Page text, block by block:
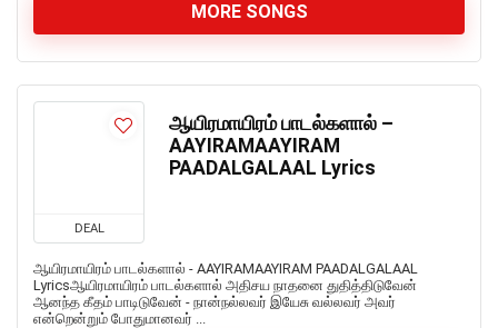
MORE SONGS
DEAL
ஆயிரமாயிரம் பாடல்களால் –
AAYIRAMAAYIRAM
PAADALGALAAL Lyrics
ஆயிரமாயிரம் பாடல்களால் - AAYIRAMAAYIRAM PAADALGALAAL
Lyricsஆயிரமாயிரம் பாடல்களால் அதிசய நாதனை துதித்திடுவேன்
ஆனந்த கீதம் பாடிடுவேன் - நான்நல்லவர் இயேசு வல்லவர் அவர்
என்றென்றும் போதுமானவர் ...